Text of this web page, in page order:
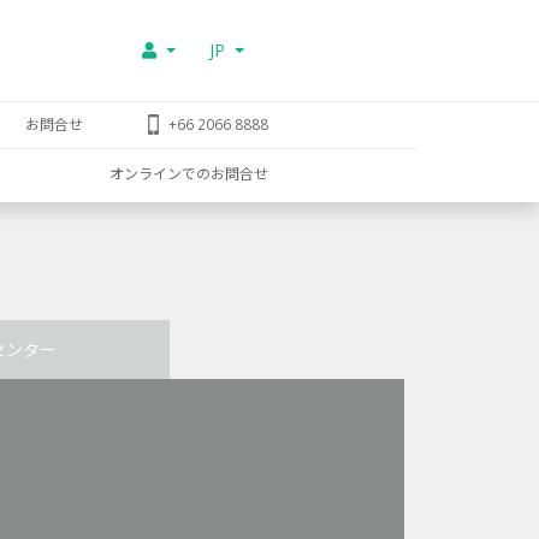
JP
お問合せ +66 2066 8888
オンラインでのお問合せ
ンター